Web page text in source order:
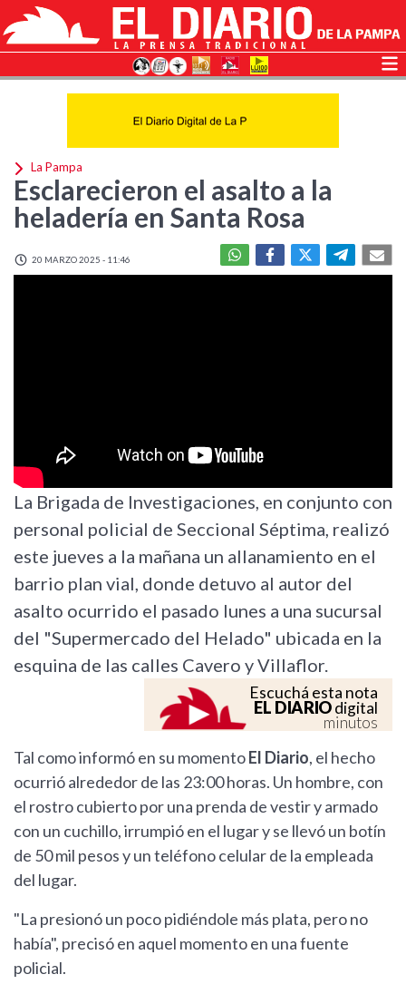
La Pampa
Esclarecieron el asalto a la
heladería en Santa Rosa
20 MARZO 2025 - 11:46
La Brigada de Investigaciones, en conjunto con
personal policial de Seccional Séptima, realizó
este jueves a la mañana un allanamiento en el
barrio plan vial, donde detuvo al autor del
asalto ocurrido el pasado lunes a una sucursal
del "Supermercado del Helado" ubicada en la
esquina de las calles Cavero y Villaflor.
Escuchá esta nota
EL DIARIOdigital
minutos
Tal como informó en su momentoEl Diario, el hecho
ocurrió alrededor de las 23:00 horas. Un hombre, con
el rostro cubierto por una prenda de vestir y armado
con un cuchillo, irrumpió en el lugar y se llevó un botín
de 50 mil pesos y un teléfono celular de la empleada
del lugar.
"La presionó un poco pidiéndole más plata, pero no
había", precisó en aquel momento en una fuente
policial.